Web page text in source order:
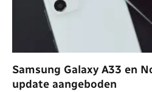
Samsung Galaxy A33 en
update aangeboden